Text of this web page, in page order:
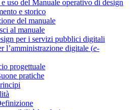
uso del Manuale operativo di design
e storico
del manuale
al manuale
per i servizi pubblici digitali
l’amministrazione digitale (e-
progettuale
pratiche